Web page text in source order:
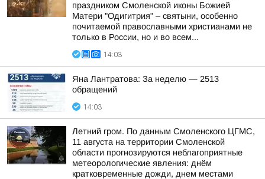
праздником Смоленской иконы Божией
Матери "Одигитрия" – святыни, особенно
почитаемой православными христианами не
только в России, но и во всем...
14:03
Яна Лантратова: За неделю — 2513
обращений
14:03
Летний гром. По данным Смоленского ЦГМС,
11 августа на территории Смоленской
области прогнозируются неблагоприятные
метеорологические явления: днём
кратковременные дожди, днем местами